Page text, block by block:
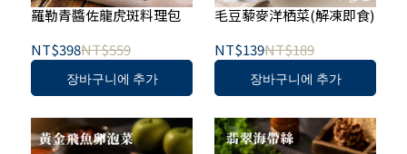
羅勒青醬佐龍虎斑料理包
NT$398NT$559
장바구니에 추가
毛豆藜麥洋栖菜(解凍即食)
NT$139NT$189
장바구니에 추가